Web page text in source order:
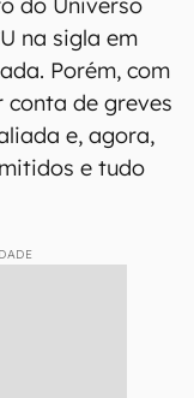
na sigla em
Porém, com
de greves
e, agora,
e tudo